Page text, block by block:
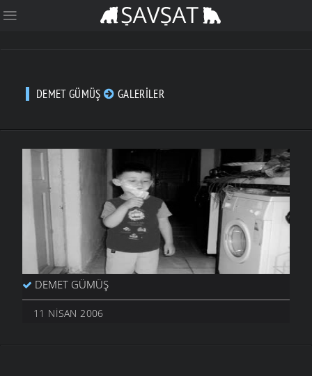
DEMET GÜMÜŞ GALERILER
DEMET GÜMÜŞ
11 NISAN 2006